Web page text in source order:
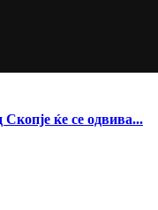
ќе се одвива...